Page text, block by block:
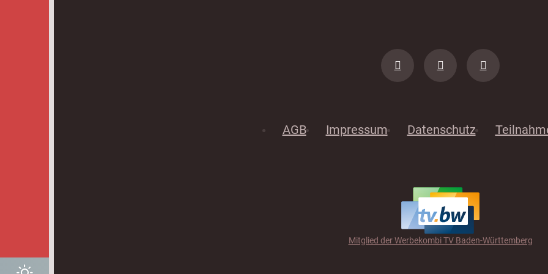
AGB Impressum Datenschutz
Mitglied der Werbekombi TV Baden-Württemberg